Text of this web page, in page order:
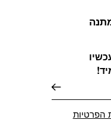
הפרטיות